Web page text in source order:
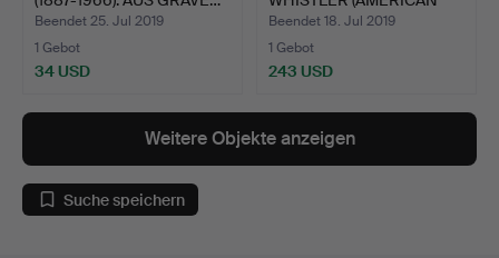
Beendet 25. Jul 2019
1 Gebot
34 USD
18…
Beendet 18. Jul 2019
1 Gebot
243 USD
Weitere Objekte anzeigen
Suche speichern